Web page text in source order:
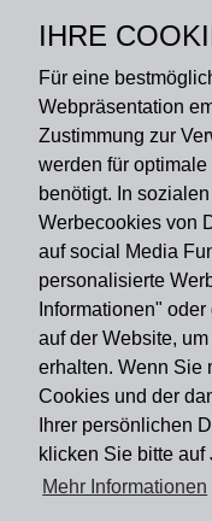
IHRE
Für eine
Webpräsentation
Zustimmung zur
werden für
benötigt. In
Werbecookies von
auf social Media
personalisierte
Informationen"
auf der Website,
erhalten. Wenn Sie
Cookies und der
Ihrer persönlichen
klicken Sie bitte auf
Mehr Informationen
rutschfest
Zahlungsart
Versandart
Du findest uns auch
Informationen
Impressum Widerruf